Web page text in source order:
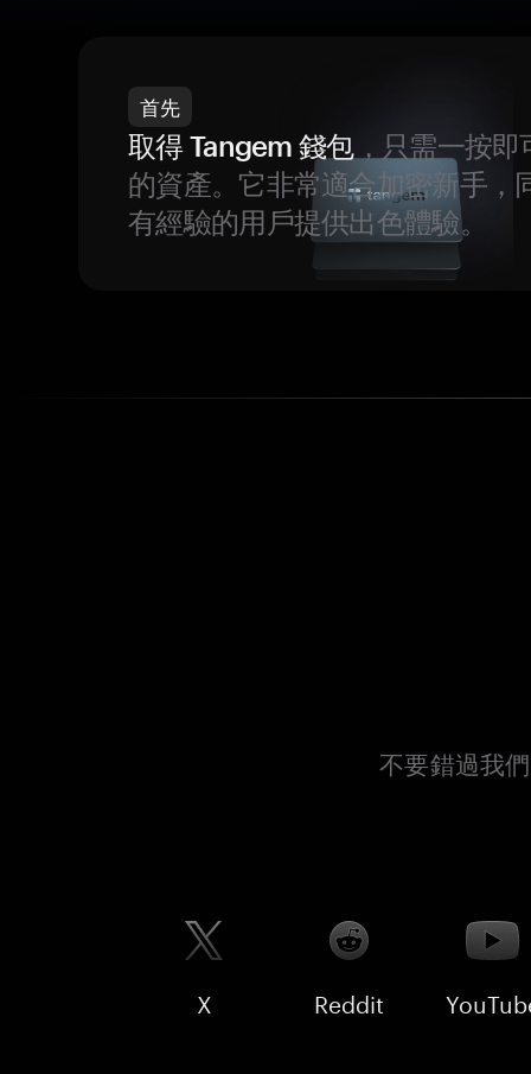
首先
取得 Tangem 錢包，只需一按即
的資產。它非常適合加密新手，
有經驗的用戶提供出色體驗。
不要錯過我
X Reddit